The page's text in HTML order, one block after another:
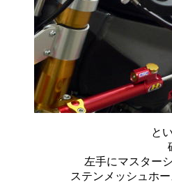
と
左手にマスター
ステンメッシュホ